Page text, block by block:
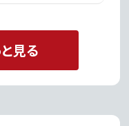
見る